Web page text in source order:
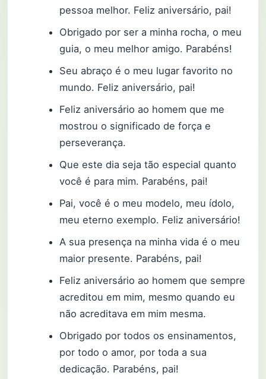
pessoa melhor. Feliz aniversário, pai!
Obrigado por ser a minha rocha, o meu
guia, o meu melhor amigo. Parabéns!
Seu abraço é o meu lugar favorito no
mundo. Feliz aniversário, pai!
Feliz aniversário ao homem que me
mostrou o significado de força e
perseverança.
Que este dia seja tão especial quanto
você é para mim. Parabéns, pai!
Pai, você é o meu modelo, meu ídolo,
meu eterno exemplo. Feliz aniversário!
A sua presença na minha vida é o meu
maior presente. Parabéns, pai!
Feliz aniversário ao homem que sempre
acreditou em mim, mesmo quando eu
não acreditava em mim mesma.
Obrigado por todos os ensinamentos,
por todo o amor, por toda a sua
dedicação. Parabéns, pai!